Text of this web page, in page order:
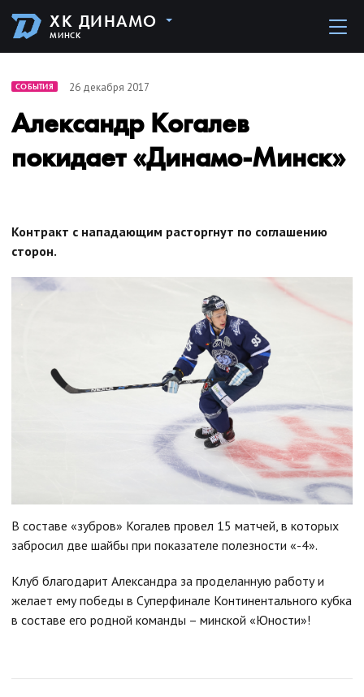
ХК ДИНАМО
МИНСК
СОБЫТИЯ 26 декабря 2017
Александр Когалев
покидает «Динамо-Минск»
Контракт с нападающим расторгнут по соглашению
сторон.
В составе «зубров» Когалев провел 15 матчей, в которых
забросил две шайбы при показателе полезности «-4».
Клуб благодарит Александра за проделанную работу и
желает ему победы в Суперфинале Континентального кубка
в составе его родной команды – минской «Юности»!